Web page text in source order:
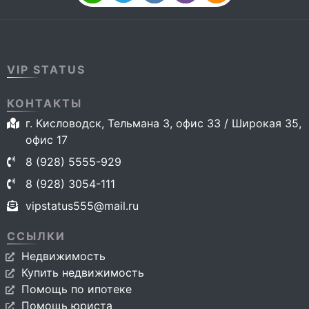
VIP STATUS
КОНТАКТЫ
г. Кисловодск, Тельмана 3, офис 33 / Широкая 35,
офис 17
8 (928) 5555-929
8 (928) 3054-111
vipstatus555@mail.ru
ССЫЛКИ
Недвижимость
Купить недвижимость
Помощь по ипотеке
Помощь юриста